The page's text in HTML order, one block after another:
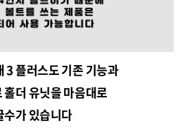
3 플러스도 기존 기능과
홀더 유닛을 마음대로
수가 있습니다